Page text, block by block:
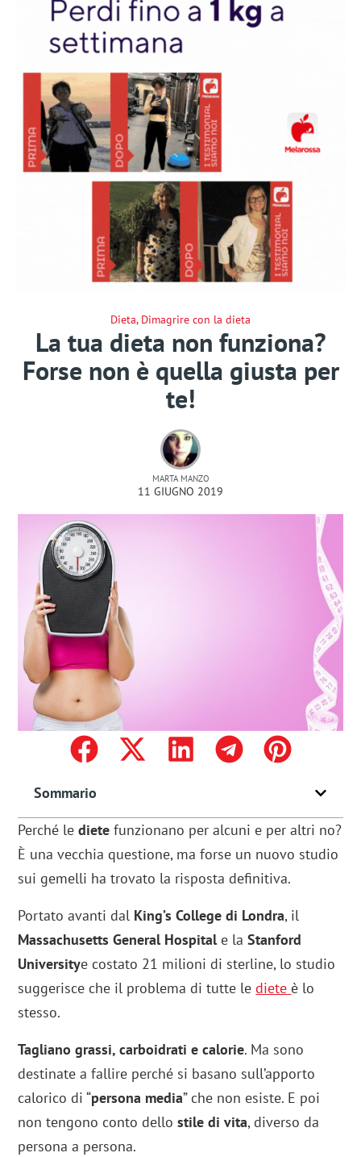
Dieta, Dimagrire con la dieta
La tua dieta non funziona?
Forse non è quella giusta per
te!
MARTA MANZO
11 GIUGNO 2019
Sommario
Perché lediete funzionano per alcuni e per altri no?
È una vecchia questione, ma forse un nuovo studio
sui gemelli ha trovato la risposta definitiva.
Portato avanti dal King’s College di Londra, il
Massachusetts General Hospitale laStanford
Universitye costato 21 milioni di sterline, lo studio
suggerisce che il problema di tutte le diete è lo
stesso.
Tagliano grassi, carboidrati e calorie. Ma sono
destinate a fallire perché si basano sull’apporto
calorico di “persona media” che non esiste. E poi
non tengono conto dellostile di vita, diverso da
persona a persona.